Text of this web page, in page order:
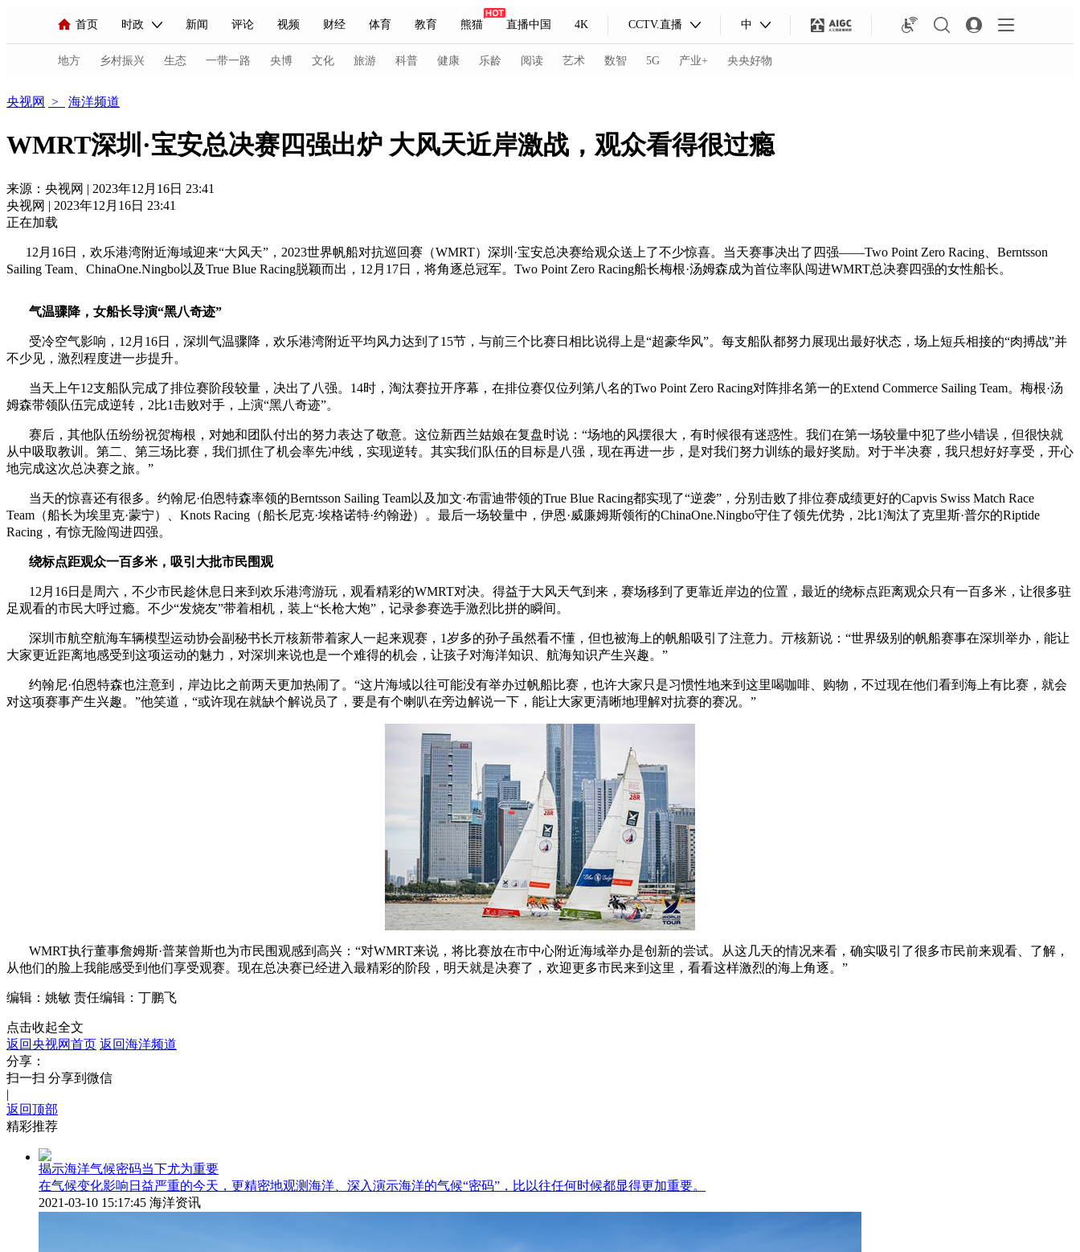
首页 时政 新闻 评论 视频 财经 体育 教育 熊猫 直播中国 4K CCTV.直播 中
人民领袖习近平 联播+ 中国领导人 央视快评 习式妙语 热解读 天天学习
直播 栏目大全 节目单 听音 微视频 主持人 下载央视影音
海外频道 iPanda English Монгол
地方 乡村振兴 生态 一带一路 央博 文化 旅游 科普 健康 乐龄 阅读 艺术 数智 5G 产业+ 央央好物
新闻 国内 国际
人民领袖习近平
视频 小央视频 小央直播 直播中国 熊猫频道 VR/AR 4K专区 全景新闻
比划 蓝海中国 新兵请入列 人生第一次 人生第二次
体育 直播 竞猜
VIP会员 CCTV奥林匹克频道 生活体育大会 体育江湖 文化体育 冰雪道路 足球道路
财经 教育 乡村振兴 生态环境 一带一路 央博 非遗 文化 旅游 科普 健康 乐龄 阅读 艺术 汽车 数智 5G 产业+
大国智造 大国展会 大国保险 云顶对话
CCTV.节目官网 直播 节目单 栏目 片库 热播榜 总台企业白名单
央视网
> 海洋频道
WMRT深圳·宝安总决赛四强出炉 大风天近岸激战，观众看得很过瘾
来源：央视网 | 2023年12月16日 23:41
央视网 | 2023年12月16日 23:41
正在加载
12月16日，欢乐港湾附近海域迎来“大风天”，2023世界帆船对抗巡回赛（WMRT）深圳·宝安总决赛给观众送上了不少惊喜。当天赛事决出了四强——Two Point Zero Racing、Berntsson
Sailing Team、ChinaOne.Ningbo以及True Blue Racing脱颖而出，12月17日，将角逐总冠军。Two Point Zero Racing船长梅根·汤姆森成为首位率队闯进WMRT总决赛四强的女性船长。
气温骤降，女船长导演“黑八奇迹”
受冷空气影响，12月16日，深圳气温骤降，欢乐港湾附近平均风力达到了15节，与前三个比赛日相比说得上是“超豪华风”。每支船队都努力展现出最好状态，场上短兵相接的“肉搏战”并
不少见，激烈程度进一步提升。
当天上午12支船队完成了排位赛阶段较量，决出了八强。14时，淘汰赛拉开序幕，在排位赛仅位列第八名的Two Point Zero Racing对阵排名第一的Extend Commerce Sailing Team。梅根·汤
姆森带领队伍完成逆转，2比1击败对手，上演“黑八奇迹”。
赛后，其他队伍纷纷祝贺梅根，对她和团队付出的努力表达了敬意。这位新西兰姑娘在复盘时说：“场地的风摆很大，有时候很有迷惑性。我们在第一场较量中犯了些小错误，但很快就
从中吸取教训。第二、第三场比赛，我们抓住了机会率先冲线，实现逆转。其实我们队伍的目标是八强，现在再进一步，是对我们努力训练的最好奖励。对于半决赛，我只想好好享受，开心
地完成这次总决赛之旅。”
当天的惊喜还有很多。约翰尼·伯恩特森率领的Berntsson Sailing Team以及加文·布雷迪带领的True Blue Racing都实现了“逆袭”，分别击败了排位赛成绩更好的Capvis Swiss Match Race
Team（船长为埃里克·蒙宁）、Knots Racing（船长尼克·埃格诺特·约翰逊）。最后一场较量中，伊恩·威廉姆斯领衔的ChinaOne.Ningbo守住了领先优势，2比1淘汰了克里斯·普尔的Riptide
Racing，有惊无险闯进四强。
绕标点距观众一百多米，吸引大批市民围观
12月16日是周六，不少市民趁休息日来到欢乐港湾游玩，观看精彩的WMRT对决。得益于大风天气到来，赛场移到了更靠近岸边的位置，最近的绕标点距离观众只有一百多米，让很多驻
足观看的市民大呼过瘾。不少“发烧友”带着相机，装上“长枪大炮”，记录参赛选手激烈比拼的瞬间。
深圳市航空航海车辆模型运动协会副秘书长亓核新带着家人一起来观赛，1岁多的孙子虽然看不懂，但也被海上的帆船吸引了注意力。亓核新说：“世界级别的帆船赛事在深圳举办，能让
大家更近距离地感受到这项运动的魅力，对深圳来说也是一个难得的机会，让孩子对海洋知识、航海知识产生兴趣。”
约翰尼·伯恩特森也注意到，岸边比之前两天更加热闹了。“这片海域以往可能没有举办过帆船比赛，也许大家只是习惯性地来到这里喝咖啡、购物，不过现在他们看到海上有比赛，就会
对这项赛事产生兴趣。”他笑道，“或许现在就缺个解说员了，要是有个喇叭在旁边解说一下，能让大家更清晰地理解对抗赛的赛况。”
WMRT执行董事詹姆斯·普莱曾斯也为市民围观感到高兴：“对WMRT来说，将比赛放在市中心附近海域举办是创新的尝试。从这几天的情况来看，确实吸引了很多市民前来观看、了解，
从他们的脸上我能感受到他们享受观赛。现在总决赛已经进入最精彩的阶段，明天就是决赛了，欢迎更多市民来到这里，看看这样激烈的海上角逐。”
编辑：姚敏 责任编辑：丁鹏飞
点击收起全文
返回央视网首页 返回海洋频道
分享：
扫一扫 分享到微信
|
返回顶部
精彩推荐
揭示海洋气候密码当下尤为重要
在气候变化影响日益严重的今天，更精密地观测海洋、深入演示海洋的气候“密码”，比以往任何时候都显得更加重要。
2021-03-10 15:17:45 海洋资讯